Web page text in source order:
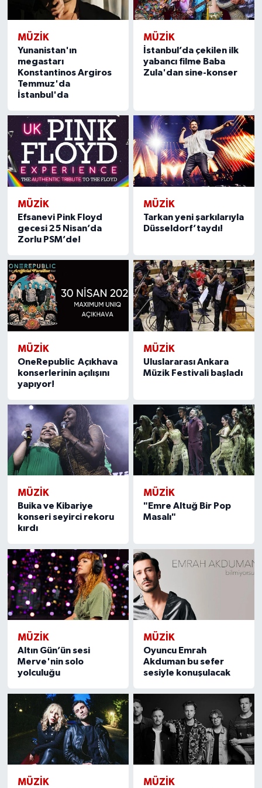
MÜZİK
Yunanistan'ın
megastarı
Konstantinos Argiros
Temmuz'da
İstanbul'da
MÜZİK
İstanbul’da çekilen ilk
yabancı filme Baba
Zula'dan sine-konser
MÜZİK
Efsanevi Pink Floyd
gecesi 25 Nisan’da
Zorlu PSM’de!
MÜZİK
Tarkan yeni şarkılarıyla
Düsseldorf’taydı!
MÜZİK
OneRepublic Açıkhava
konserlerinin açılışını
yapıyor!
MÜZİK
Uluslararası Ankara
Müzik Festivali başladı
MÜZİK
Buika ve Kibariye
konseri seyirci rekoru
kırdı
MÜZİK
"Emre Altuğ Bir Pop
Masalı"
MÜZİK
Altın Gün’ün sesi
Merve'nin solo
yolculuğu
MÜZİK
Oyuncu Emrah
Akduman bu sefer
sesiyle konuşulacak
MÜZİK MÜZİK